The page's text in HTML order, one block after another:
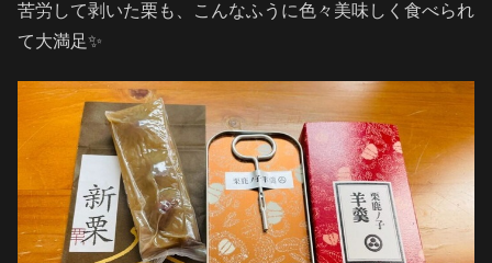
苦労して剥いた栗も、こんなふうに色々美味しく食べられ
て大満足✨